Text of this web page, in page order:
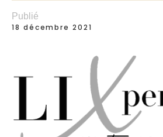
Publié
18 décembre 2021